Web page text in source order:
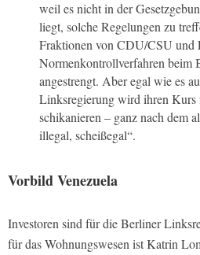
weil es nicht in der
liegt, solche Regelungen zu
Fraktionen von CDU/CSU und
Normenkontrollverfahren beim
angestrengt. Aber egal wie es
Linksregierung wird ihren Kurs
schikanieren – ganz nach dem
illegal, scheißegal“.
Vorbild Venezuela
Investoren sind für die Berliner
für das Wohnungswesen ist Katrin